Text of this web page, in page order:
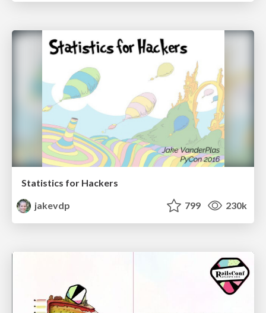
Statistics for Hackers
jakevdp
799 230k